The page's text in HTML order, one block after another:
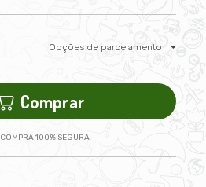
Opções de parcelamento
Comprar
COMPRA 100% SEGURA